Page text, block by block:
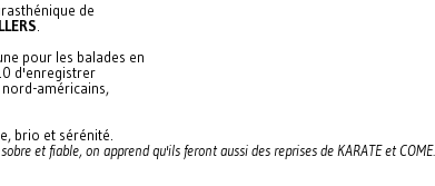
de
pour les balades en
d'enregistrer
américains,
brio et sérénité.
et fiable, on apprend qu'ils feront aussi des reprises de KARATE et COME.